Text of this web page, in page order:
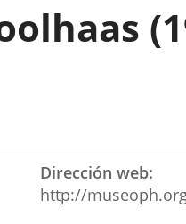
Dirección web
http://